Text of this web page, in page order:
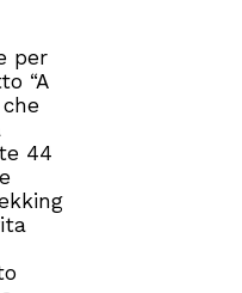
per
“A
44